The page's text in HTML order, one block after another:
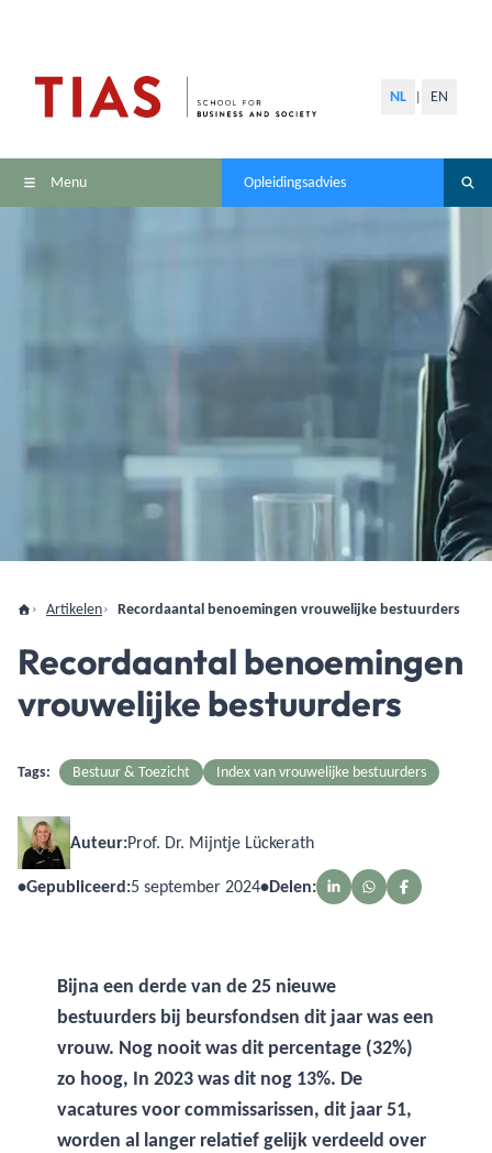
NL EN
Menu Opleidingsadvies
Artikelen Recordaantal benoemingen vrouwelijke bestuurders
Recordaantal benoemingen
vrouwelijke bestuurders
Tags: Bestuur & Toezicht Index van vrouwelijke bestuurders
Auteur:Prof. Dr. Mijntje Lückerath
•Gepubliceerd:5 september 2024•Delen:
Bijna een derde van de 25 nieuwe
bestuurders bij beursfondsen dit jaar was een
vrouw. Nog nooit was dit percentage (32%)
zo hoog, In 2023 was dit nog 13%. De
vacatures voor commissarissen, dit jaar 51,
worden al langer relatief gelijk verdeeld over